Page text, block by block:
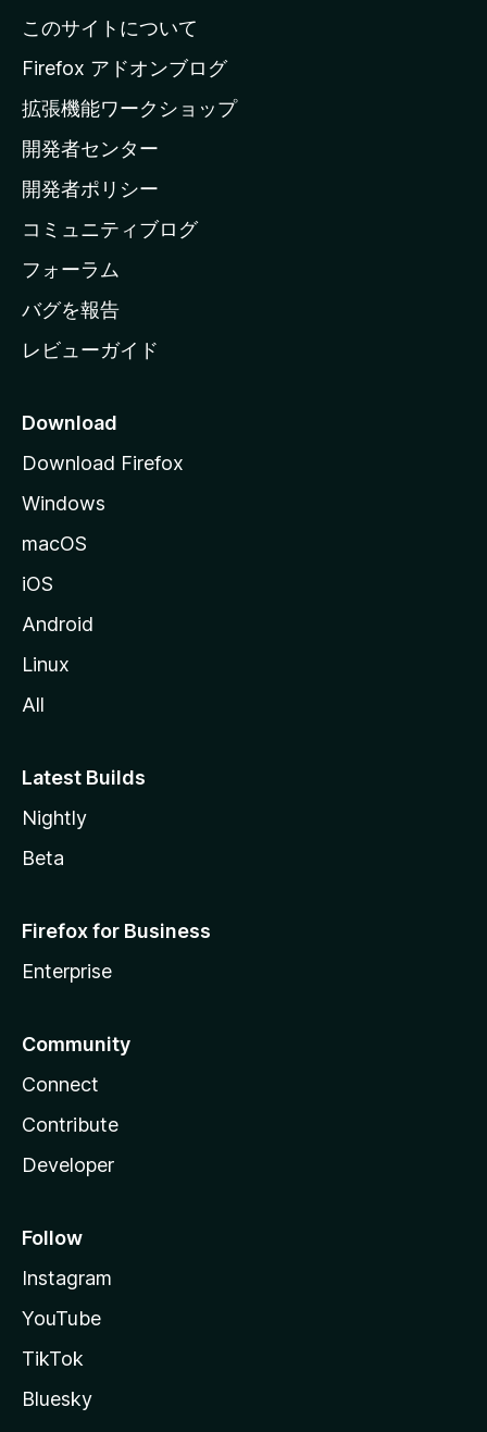
l
a
ホ
ー
ム
ー
ジ
へ
このサイトについて
Firefox アドオンブログ
拡張機能ワークショップ
開発者センター
開発者ポリシー
コミュニティブログ
フォーラム
バグを報告
レビューガイド
Download
Download Firefox
Windows
macOS
iOS
Android
Linux
All
Latest Builds
Nightly
Beta
Firefox for Business
Enterprise
Community
Connect
Contribute
Developer
Follow
Instagram
YouTube
TikTok
Bluesky